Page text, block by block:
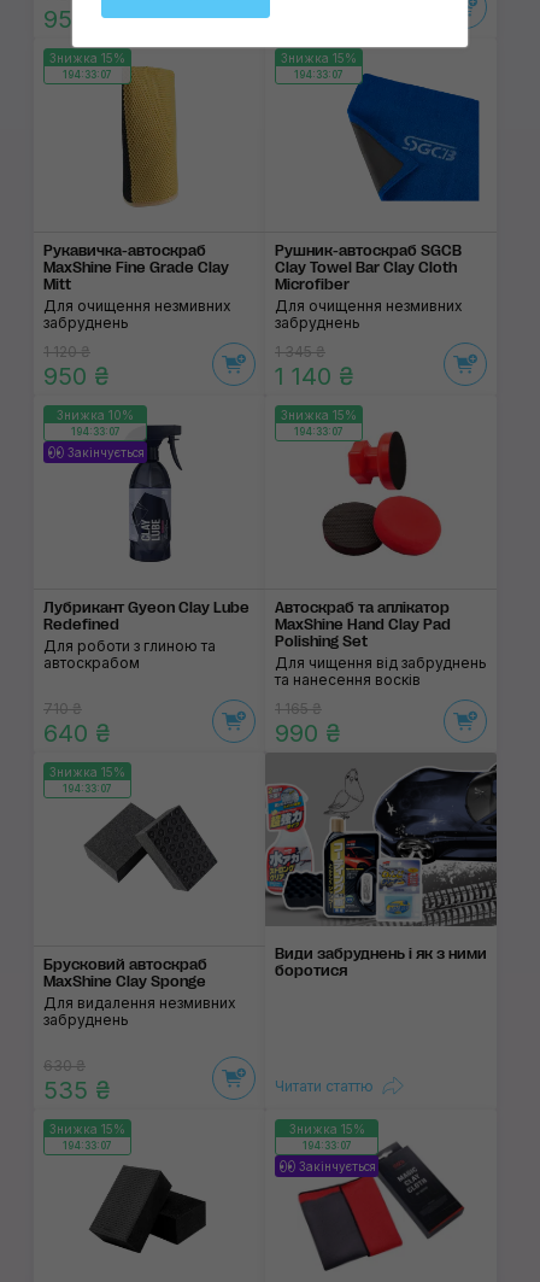
950 ₴
Знижка 15%
194:33:07
Рукавичка-автоскраб
MaxShine Fine Grade Clay
Mitt
Для очищення незмивних
забруднень
1 120 ₴
950 ₴
Знижка 15%
194:33:07
Рушник-автоскраб SGCB
Clay Towel Bar Clay Cloth
Microfiber
Для очищення незмивних
забруднень
1 345 ₴
1 140 ₴
Знижка 10%
194:33:07
Закінчується
Лубрикант Gyeon Clay Lube
Redefined
Для роботи з глиною та
автоскрабом
710 ₴
640 ₴
Знижка 15%
194:33:07
Автоскраб та аплікатор
MaxShine Hand Clay Pad
Polishing Set
Для чищення від забруднень
та нанесення восків
1 165 ₴
990 ₴
Знижка 15%
194:33:07
Брусковий автоскраб
MaxShine Clay Sponge
Для видалення незмивних
забруднень
630 ₴
535 ₴
Види забруднень і як з ними
боротися
Читати статтю
Знижка 15%
194:33:07
Знижка 15%
194:33:07
Закінчується